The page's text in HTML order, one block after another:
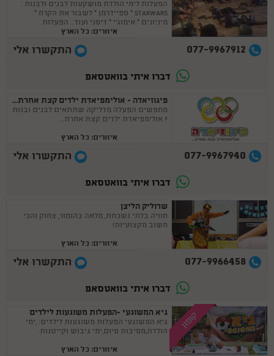
הפעלות לימי הולדת מושקעות לבנים ולבנות :
STARWARS * ספיידרמן * לשבור את הקרח *
מיניונים * אימוג'י * דיסני ועוד.. הפעלות
מותאמות ליום הולדת לבנים וגם לבנות.
איזורים: כל הארץ
077-9967912 התקשרו אלי
דברו איתי בוואטסאפ
פיגוזיאדה - אולימפיאדת ילדים קצת אחרת...
מחפשים הפעלה מדליקה שתתאים לבנים ובנות
? אולימפיאדת ילדים קצת אחרת...
איזורים: כל הארץ
077-9967940 התקשרו אלי
דברו איתי בוואטסאפ
שרוליק הליצן
חוויה בלתי נשכחת, מלאה בהומור, צחוק והכי
חשוב מקצועיות!
איזורים: כל הארץ
077-9966458 התקשרו אלי
דברו איתי בוואטסאפ
קופון גיא המשוגעי -הפעלות משוגעות לילדים
גיא המשוגעי הפעלות משוגעות לילדים: ,ימי
הולדת,מסיבות סיום,ימי גיבוש וקייטנות.
איזורים: כל הארץ